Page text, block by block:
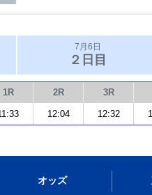
7月6日
２日目
1R 2R 3R
12:04 12:32
オッズ